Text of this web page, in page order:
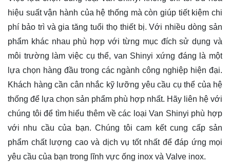
hiệu suất vận hành của hệ thống mà còn giúp tiết kiệm chi
phí bảo trì và gia tăng tuổi thọ thiết bị. Với nhiều dòng sản
phẩm khác nhau phù hợp với từng mục đích sử dụng và
môi trường làm việc cụ thể, van Shinyi xứng đáng là một
lựa chọn hàng đầu trong các ngành công nghiệp hiện đại.
Khách hàng cần cân nhắc kỹ lưỡng yêu cầu cụ thể của hệ
thống để lựa chọn sản phẩm phù hợp nhất. Hãy liên hệ với
chúng tôi để tìm hiểu thêm về các loại Van Shinyi phù hợp
với nhu cầu của bạn. Chúng tôi cam kết cung cấp sản
phẩm chất lượng cao và dịch vụ tốt nhất để đáp ứng mọi
yêu cầu của bạn trong lĩnh vực ống inox và Valve inox.